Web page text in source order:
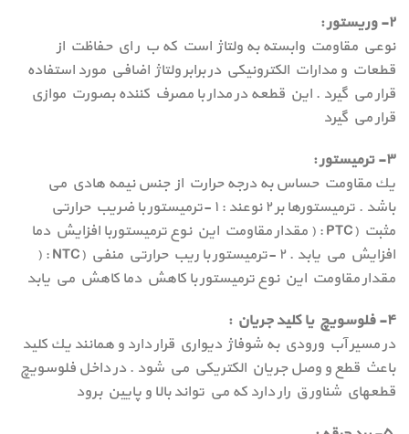
۲- وريستور :
نوعي مقاومت وابسته به ولتاژ است كه ب ر اي حفاظت از
قطعات و مدارات الكترونيكي در برابر ولتاژ اضافي مورد استفاده
قرار مي گيرد . اين قطعه در مدار با مصرف كننده بصورت موازي
قرار مي گيرد
۳- ترمیستور :
يك مقاومت حساس به درجه حرارت از جنس نيمه هادي مي
باشد . ترميستورها بر ۲ نوعند : ۱ -ترميستور با ضريب حرارتي
مثبت (PTC : ( مقدار مقاومت اين نوع ترميستوربا افزايش دما
افزايش مي يابد . ۲ -ترميستور با ريب حرارتي منفي (NTC : (
مقدار مقاومت اين نوع ترميستور با كاهش دما كاهش مي يابد
۴- فلوسويچ يا كليد جريان :
در مسير آب ورودي به شوفاژ ديواري قرار دارد و همانند يك كليد
باعث قطع و وصل جريان الكتريكي مي شود . در داخل فلوسويچ
قطعهاي شناور ق رار دارد كه مي تواند بالا و پايين برود